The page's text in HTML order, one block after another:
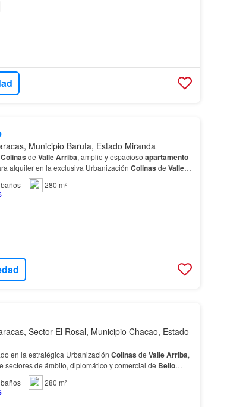
Municipio Baruta, Estado Miranda
Colinas de ValleArriba, amplio y espacioso apartamento
alquiler en la exclusiva Urbanización Colinas de Valle
Caracasreconocida por s…
baños
280 m²
Sector El Rosal, Municipio Chacao, Estado
en la estratégica Urbanización Colinas de ValleArriba,
sectores de ámbito, diplomático y comercial de Bello
baños 280 m²